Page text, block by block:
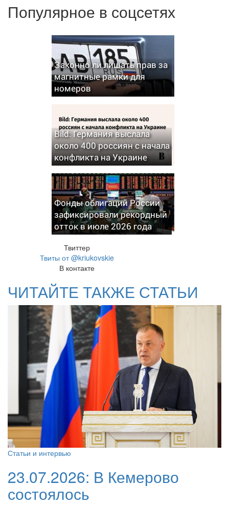
Популярное в соцсетях
Законно ли лишать прав за
магнитные рамки для
номеров
Bild: Германия выслала
около 400 россиян с начала
конфликта на Украине
Фонды облигаций России
зафиксировали рекордный
отток в июле 2026 года
Твиттер
Твиты от @kriukovskie
В контакте
ЧИТАЙТЕ ТАКЖЕ СТАТЬИ
Статьи и интервью
23.07.2026: В Кемерово
состоялось